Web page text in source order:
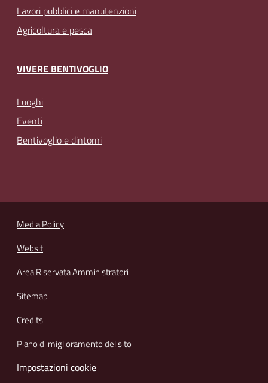
Lavori pubblici e manutenzioni
Agricoltura e pesca
VIVERE BENTIVOGLIO
Luoghi
Eventi
Bentivoglio e dintorni
Media Policy
Websit
Area Riservata Amministratori
Sitemap
Credits
Piano di miglioramento del sito
Impostazioni cookie